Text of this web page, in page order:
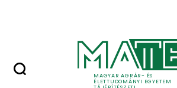
MAGYAR AGRÁR- ÉS
ÉLETTUDOMÁNYI EGYETEM
Home -